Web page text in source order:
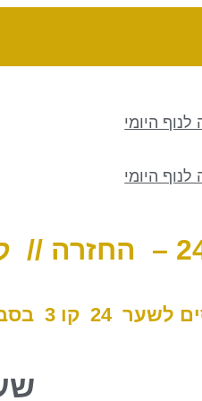
היומי
היומי
לשער 24 ק ו 3 בסביבות 02:00 לפי שעון ישראל, 30 באפריל 2026